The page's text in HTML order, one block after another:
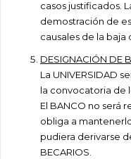
casos justificados.
demostración de
causales de la baja
DESIGNACIÓN DE
La UNIVERSIDAD
la convocatoria de
El BANCO no será
obliga a
pudiera derivarse
BECARIOS.